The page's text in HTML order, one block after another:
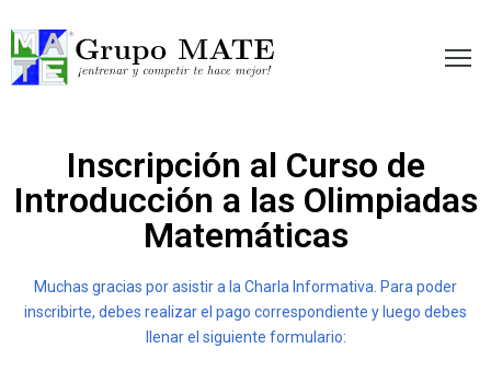
te hace mejor!
Inscripción al Curso de
Introducción a las Olimpiadas
Matemáticas
Muchas gracias por asistir a la Charla Informativa. Para poder
inscribirte, debes realizar el pago correspondiente y luego debes
llenar el siguiente formulario: